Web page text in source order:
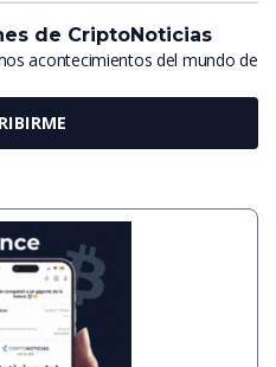
de CriptoNoticias
acontecimientos del mundo de